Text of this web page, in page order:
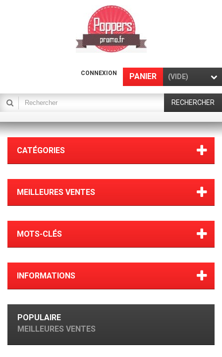
PANIER (VIDE)
CONNEXION
RECHERCHER
CATÉGORIES
MEILLEURES VENTES
MOTS-CLÉS
INFORMATIONS
POPULAIRE
MEILLEURES VENTES